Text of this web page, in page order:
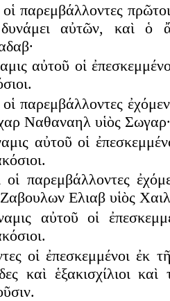
οἱ παρεμβάλλοντες
αὐτῶν, καὶ ὁ
αὐτοῦ οἱ
οἱ παρεμβάλλοντες
Ναθαναηλ υἱὸς Σωγαρ·
αὐτοῦ οἱ
οἱ παρεμβάλλοντες
Ελιαβ υἱὸς
αὐτοῦ οἱ
οἱ ἐπεσκεμμένοι ἐκ
καὶ ἑξακισχίλιοι